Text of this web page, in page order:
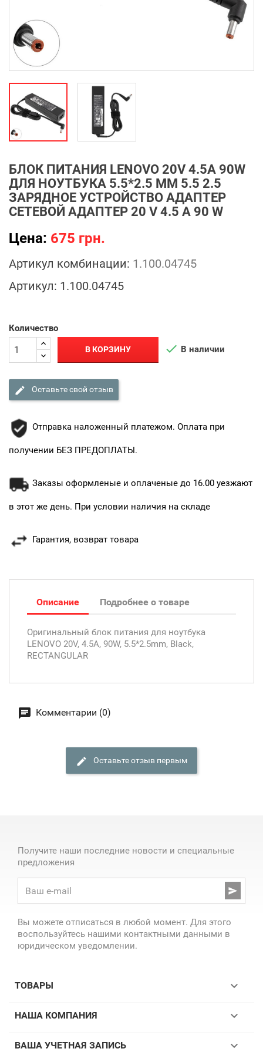
БЛОК ПИТАНИЯ LENOVO 20V 4.5A 90W
ДЛЯ НОУТБУКА 5.5*2.5 ММ 5.5 2.5
ЗАРЯДНОЕ УСТРОЙСТВО АДАПТЕР
СЕТЕВОЙ АДАПТЕР 20 V 4.5 A 90 W
Цена: 675 грн.
Артикул комбинации: 1.100.04745
Артикул: 1.100.04745
Количество
В КОРЗИНУ  В наличии
Оставьте свой отзыв
Отправка наложенный платежом. Оплата при
получении БЕЗ ПРЕДОПЛАТЫ.
Заказы оформленые и оплаченые до 16.00 уезжают
в этот же день. При условии наличия на складе
Гарантия, возврат товара
Описание Подробнее о товаре
Оригинальный блок питания для ноутбука
LENOVO 20V, 4.5A, 90W, 5.5*2.5mm, Black,
RECTANGULAR
Комментарии (0)
Оставьте отзыв первым
Получите наши последние новости и специальные
предложения

Вы можете отписаться в любой момент. Для этого
воспользуйтесь нашими контактными данными в
юридическом уведомлении.
ТОВАРЫ 
НАША КОМПАНИЯ 
ВАША УЧЕТНАЯ ЗАПИСЬ 